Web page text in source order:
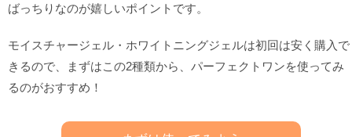
ばっちりなのが嬉しいポイントです。
モイスチャージェル・ホワイトニングジェルは初回は安く購入で
きるので、まずはこの2種類から、パーフェクトワンを使ってみ
るのがおすすめ！